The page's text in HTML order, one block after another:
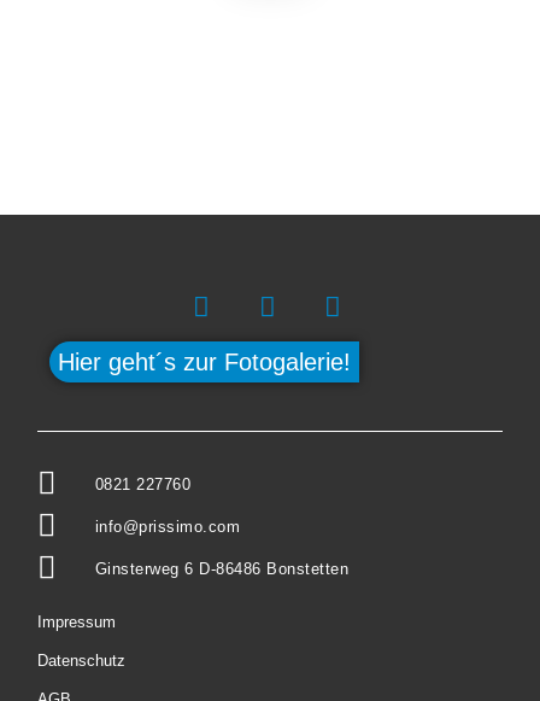
Hier geht´s zur Fotogalerie!
Impressum
Datenschutz
0821 227760
info@prissimo.com
Ginsterweg 6 D-86486 Bonstetten